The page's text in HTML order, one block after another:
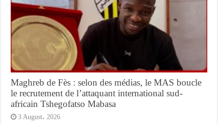
Maghreb de Fès : selon des médias, le MAS boucle
le recrutement de l’attaquant international sud-
africain Tshegofatso Mabasa
3 August، 2026